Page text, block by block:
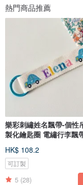
熱門商品推薦
樂彩刺繡姓名飄帶-個性
製化鑰匙圈 電繡行李飄
HK$ 108.2
可訂製
5 (28)